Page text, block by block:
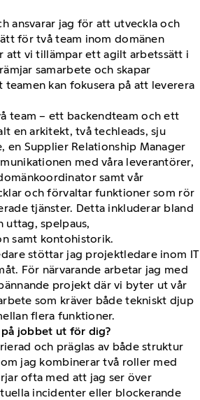
ansvarar jag för att utveckla och
för två team inom domänen
att vi tillämpar ett agilt arbetssätt i
samarbete och skapar
kan fokusera på att leverera
team – ett backendteam och ett
en arkitekt, två techleads, sju
en Supplier Relationship Manager
med våra leverantörer,
samt vår
och förvaltar funktioner som rör
tjänster. Detta inkluderar bland
uttag, spelpaus,
samt kontohistorik.
stöttar jag projektledare inom IT
För närvarande arbetar jag med
projekt där vi byter ut vår
som kräver både tekniskt djup
flera funktioner.
jobbet ut för dig?
och präglas av både struktur
jag kombinerar två roller med
ofta med att jag ser över
incidenter eller blockerande